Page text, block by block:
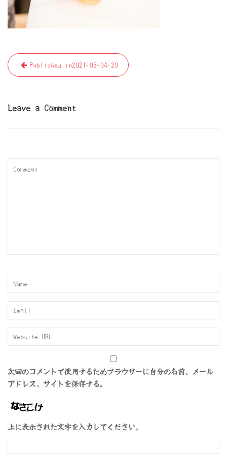
投
稿
ビ
ゲ
シ
Published in2021-03-04-20
Leave a Comment
次回のコメントで使用するためブラウザーに自分の名前、メール
アドレス、サイトを保存する。
上に表示された文字を入力してください。